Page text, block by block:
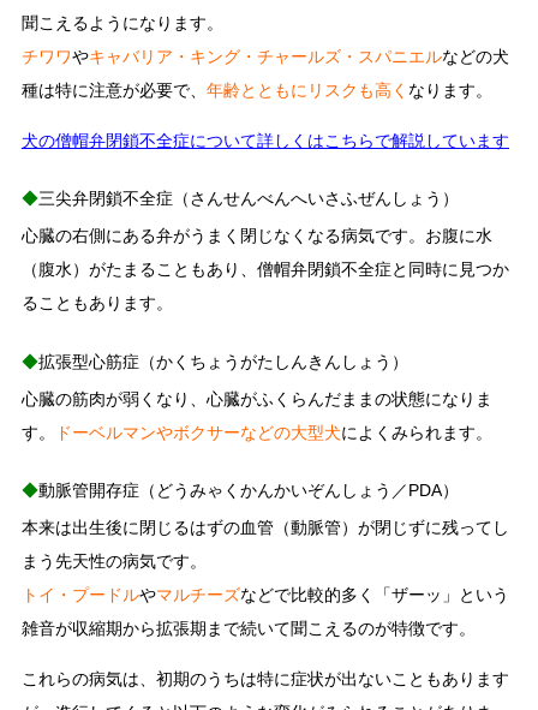
聞こえるようになります。
チワワやキャバリア・キング・チャールズ・スパニエルなどの犬
種は特に注意が必要で、 年齢とともにリスクも高く なります。
犬の僧帽弁閉鎖不全症について詳しくはこちらで解説しています
◆三尖弁閉鎖不全症（さんせんべんへいさふぜんしょう）
心臓の右側にある弁がうまく閉じなくなる病気です。お腹に水
（腹水）がたまることもあり、僧帽弁閉鎖不全症と同時に見つか
ることもあります。
◆拡張型心筋症（かくちょうがたしんきんしょう）
心臓の筋肉が弱くなり、心臓がふくらんだままの状態になりま
す。
ドーベルマンやボクサーなどの大型犬によくみられます。
◆動脈管開存症（どうみゃくかんかいぞんしょう／PDA）
本来は出生後に閉じるはずの血管（動脈管）が閉じずに残ってし
まう先天性の病気です。
トイ・プードルやマルチーズなどで比較的多く「ザーッ」という
雑音が収縮期から拡張期まで続いて聞こえるのが特徴です。
これらの病気は、初期のうちは特に症状が出ないこともあります